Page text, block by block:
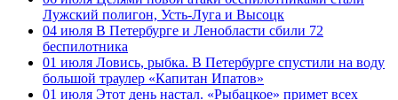
Лужский полигон, Усть-Луга и Высоцк
04 июля В Петербурге и Ленобласти сбили 72
беспилотника
01 июля Ловись, рыбка. В Петербурге спустили на воду
большой траулер «Капитан Ипатов»
01 июля Этот день настал. «Рыбацкое» примет всех